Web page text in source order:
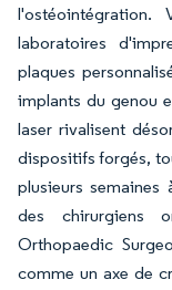
laboratoires
plaques
implants du genou
laser rivalisent
dispositifs forgés,
plusieurs semaines
des chirurgiens
Orthopaedic
comme un axe de